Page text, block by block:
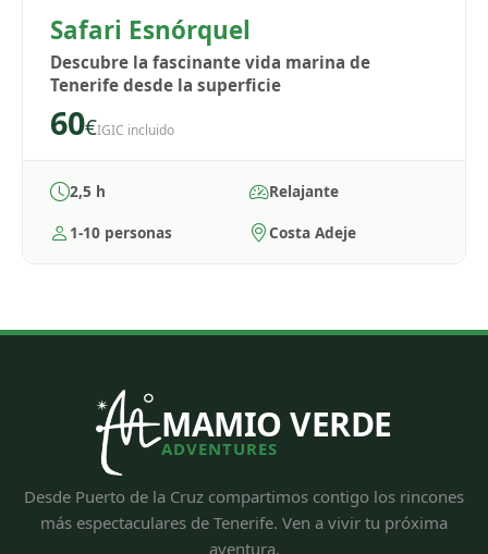
Safari Esnórquel
Descubre la fascinante vida marina de
Tenerife desde la superficie
60€IGIC incluido
2,5 h
Relajante
1-10 personas
Costa Adeje
MAMIO VERDE
ADVENTURES
Desde Puerto de la Cruz compartimos contigo los rincones
más espectaculares de Tenerife. Ven a vivir tu próxima
aventura.